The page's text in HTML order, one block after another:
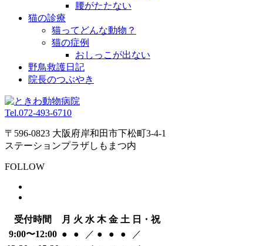
腰がたたない
猫の診療
猫ってどんな動物？
猫の症例
おしっこが出ない
野鳥救護日記
院長のつぶやき
Tel.072-493-6710
〒596-0823 大阪府岸和田市下松町3-4-1
ステーションプラザしもまつ内
FOLLOW
受付時間 月 火 水 木 金 土 日・祝
9:00〜12:00 ● ● ／ ● ● ●
／